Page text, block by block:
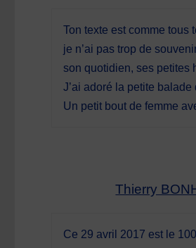
Ton texte est comme tous
je n’ai pas trop de
son quotidien, ses petites
J’ai adoré la petite
Un petit bout de femme
Thierry
Ce 29 avril 2017 est le